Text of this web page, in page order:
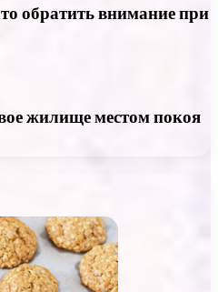
обратить внимание при
жилище местом покоя